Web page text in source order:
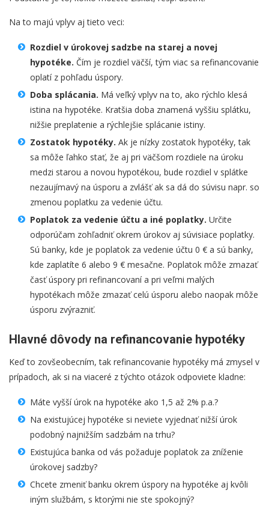
Na to majú vplyv aj tieto veci:
Rozdiel v úrokovej sadzbe na starej a novej
hypotéke. Čím je rozdiel väčší, tým viac sa refinancovanie
oplatí z pohľadu úspory.
Doba splácania. Má veľký vplyv na to, ako rýchlo klesá
istina na hypotéke. Kratšia doba znamená vyššiu splátku,
nižšie preplatenie a rýchlejšie splácanie istiny.
Zostatok hypotéky. Ak je nízky zostatok hypotéky, tak
sa môže ľahko stať, že aj pri väčšom rozdiele na úroku
medzi starou a novou hypotékou, bude rozdiel v splátke
nezaujímavý na úsporu a zvlášť ak sa dá do súvisu napr. so
zmenou poplatku za vedenie účtu.
Poplatok za vedenie účtu a iné poplatky. Určite
odporúčam zohľadniť okrem úrokov aj súvisiace poplatky.
Sú banky, kde je poplatok za vedenie účtu 0 € a sú banky,
kde zaplatíte 6 alebo 9 € mesačne. Poplatok môže zmazať
časť úspory pri refinancovaní a pri veľmi malých
hypotékach môže zmazať celú úsporu alebo naopak môže
úsporu zvýrazniť.
Hlavné dôvody na refinancovanie hypotéky
Keď to zovšeobecním, tak refinancovanie hypotéky má zmysel v
prípadoch, ak si na viaceré z týchto otázok odpoviete kladne:
Máte vyšší úrok na hypotéke ako 1,5 až 2% p.a.?
Na existujúcej hypotéke si neviete vyjednať nižší úrok
podobný najnižším sadzbám na trhu?
Existujúca banka od vás požaduje poplatok za zníženie
úrokovej sadzby?
Chcete zmeniť banku okrem úspory na hypotéke aj kvôli
iným službám, s ktorými nie ste spokojný?